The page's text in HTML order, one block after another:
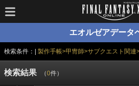
エオルゼアデータ
検索条件：| 製作手帳>甲冑師>サブクエスト関連
検索結果 （0件）